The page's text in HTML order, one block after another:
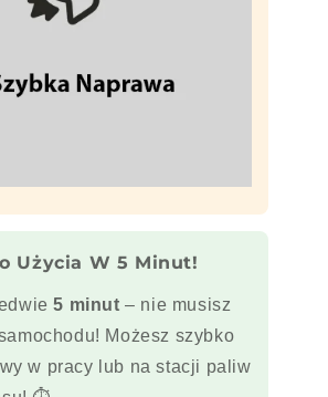
Użycia W 5 Minut!
5 minut – nie musisz
Możesz szybko
w pracy lub na stacji paliw